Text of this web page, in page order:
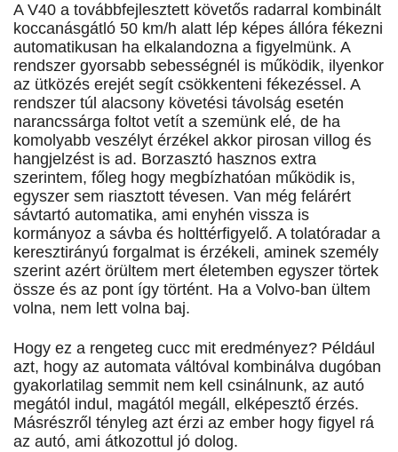
A V40 a továbbfejlesztett követős radarral kombinált
koccanásgátló 50 km/h alatt lép képes állóra fékezni
automatikusan ha elkalandozna a figyelmünk. A
rendszer gyorsabb sebességnél is működik, ilyenkor
az ütközés erejét segít csökkenteni fékezéssel. A
rendszer túl alacsony követési távolság esetén
narancssárga foltot vetít a szemünk elé, de ha
komolyabb veszélyt érzékel akkor pirosan villog és
hangjelzést is ad. Borzasztó hasznos extra
szerintem, főleg hogy megbízhatóan működik is,
egyszer sem riasztott tévesen. Van még felárért
sávtartó automatika, ami enyhén vissza is
kormányoz a sávba és holttérfigyelő. A tolatóradar a
keresztirányú forgalmat is érzékeli, aminek személy
szerint azért örültem mert életemben egyszer törtek
össze és az pont így történt. Ha a Volvo-ban ültem
volna, nem lett volna baj.
Hogy ez a rengeteg cucc mit eredményez? Például
azt, hogy az automata váltóval kombinálva dugóban
gyakorlatilag semmit nem kell csinálnunk, az autó
megától indul, magától megáll, elképesztő érzés.
Másrészről tényleg azt érzi az ember hogy figyel rá
az autó, ami átkozottul jó dolog.